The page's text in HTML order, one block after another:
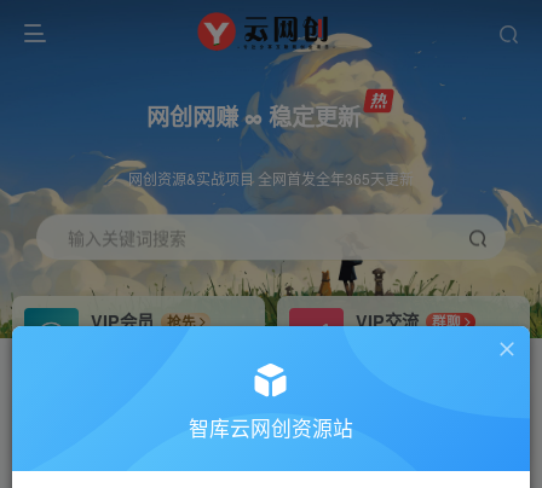
网创网赚 ∞ 稳定更新
网创资源&实战项目 全网首发全年365天更新
输入关键词搜索
VIP会员
抢先
VIP交流
群聊
研究探讨更多创业项目路子。
会员专属推广链接智库云网创资源站